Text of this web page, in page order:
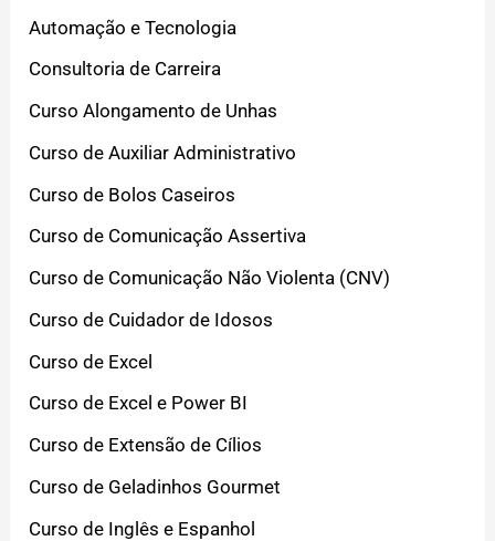
Automação e Tecnologia
Consultoria de Carreira
Curso Alongamento de Unhas
Curso de Auxiliar Administrativo
Curso de Bolos Caseiros
Curso de Comunicação Assertiva
Curso de Comunicação Não Violenta (CNV)
Curso de Cuidador de Idosos
Curso de Excel
Curso de Excel e Power BI
Curso de Extensão de Cílios
Curso de Geladinhos Gourmet
Curso de Inglês e Espanhol